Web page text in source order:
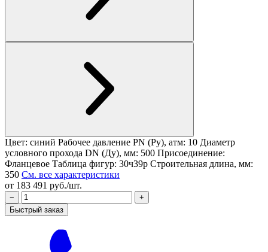
Цвет: синий Рабочее давление PN (Ру), атм: 10 Диаметр
условного прохода DN (Ду), мм: 500 Присоединение:
Фланцевое Таблица фигур: 30ч39р Строительная длина, мм:
350 См. все характеристики
от 183 491 руб./шт.
−
+
Быстрый заказ